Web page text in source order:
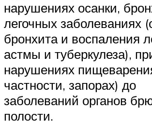
нарушениях осанки,
легочных заболеваниях
бронхита и воспаления
астмы и туберкулеза),
нарушениях
частности, запорах) до
заболеваний органов
полости.